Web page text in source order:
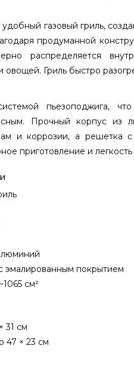
газовый гриль,
продуманной
распределяется
Гриль быстро
пьезоподжига,
Прочный корпус из
и коррозии, а решетка
приготовление и легкость
эмалированным покрытием
~1065 см²
31 см
47 × 23 см